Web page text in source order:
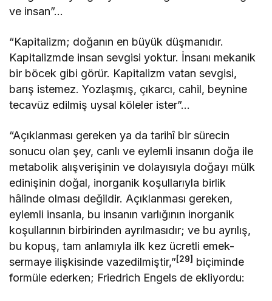
ve insan”…
“Kapitalizm; doğanın en büyük düşmanıdır.
Kapitalizmde insan sevgisi yoktur. İnsanı mekanik
bir böcek gibi görür. Kapitalizm vatan sevgisi,
barış istemez. Yozlaşmış, çıkarcı, cahil, beynine
tecavüz edilmiş uysal köleler ister”…
“Açıklanması gereken ya da tarihî bir sürecin
sonucu olan şey, canlı ve eylemli insanın doğa ile
metabolik alışverişinin ve dolayısıyla doğayı mülk
edinişinin doğal, inorganik koşullarıyla birlik
hâlinde olması değildir. Açıklanması gereken,
eylemli insanla, bu insanın varlığının inorganik
koşullarının birbirinden ayrılmasıdır; ve bu ayrılış,
bu kopuş, tam anlamıyla ilk kez ücretli emek-
sermaye ilişkisinde vazedilmiştir,”[29] biçiminde
formüle ederken; Friedrich Engels de ekliyordu: